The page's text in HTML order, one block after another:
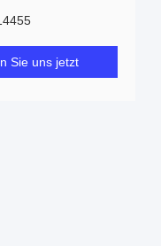
Sie uns jetzt